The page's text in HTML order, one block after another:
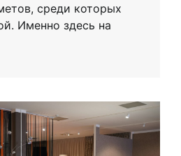
среди которых
Именно здесь на